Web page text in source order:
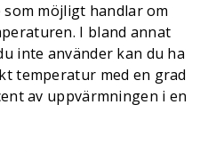
möjligt handlar om
I bland annat
inte använder kan du ha
temperatur med en grad
av uppvärmningen i en